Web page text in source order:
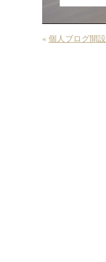
« 個人ブログ開設